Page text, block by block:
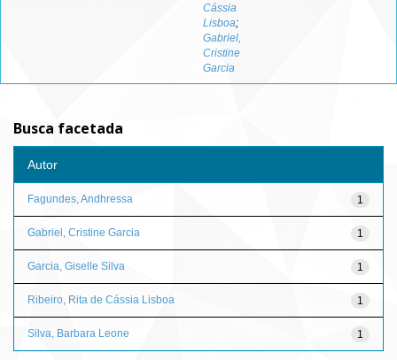
Cássia
Lisboa;
Gabriel,
Cristine
Garcia
Busca facetada
Autor
1
Fagundes, Andhressa
1
Gabriel, Cristine Garcia
1
Garcia, Giselle Silva
1
Ribeiro, Rita de Cássia Lisboa
1
Silva, Barbara Leone